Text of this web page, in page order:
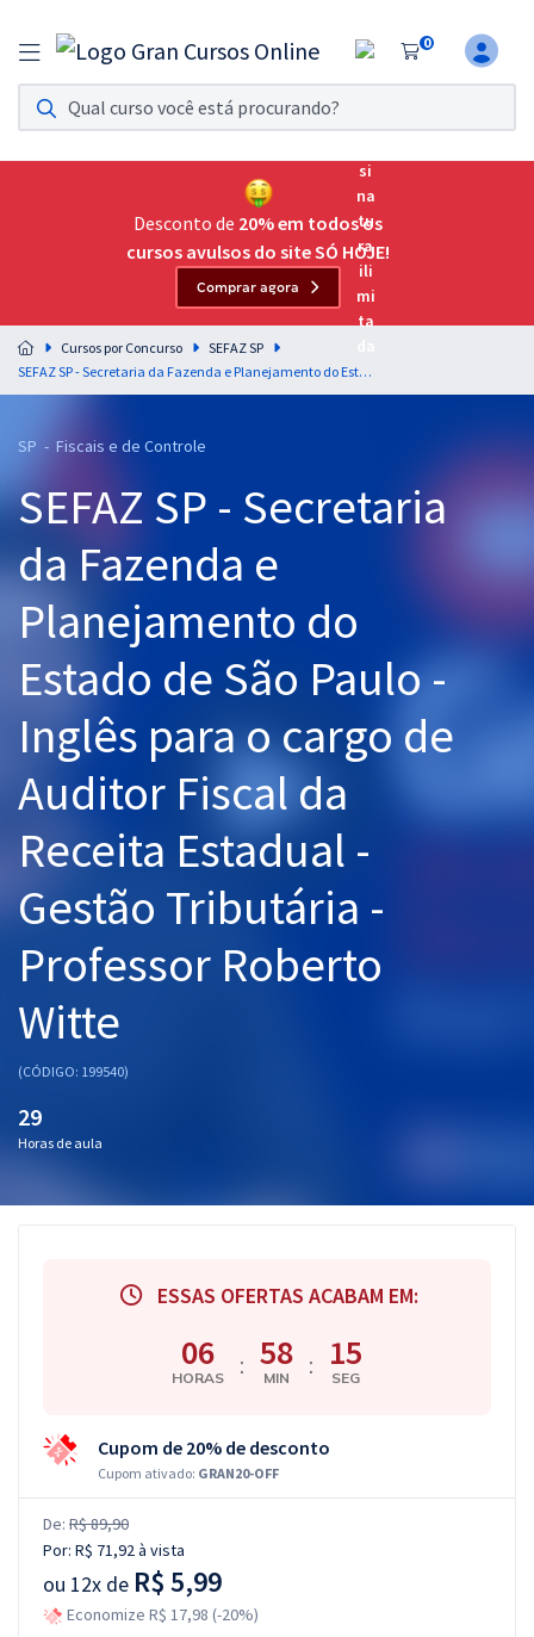
0
Assinatura Ilimitada 11
Acesso a todos os cursos. Teste grátis por 7 dias!
Assinatura OAB Até Passar
Acesso ilimitado a toda preparação para o Exame da
Residências Multiprofissionais
Preparação completa e intensiva para as principais
residências em saúde do Brasil
Cursos 20% OFF
Pós
Graduação
OAB
Mentorias
Questões grátis
Aprovados
Desconto de 20% em todos os
cursos avulsos do site SÓ HOJE!
Comprar agora
Cursos por Concurso
SEFAZ SP
SEFAZ SP - Secretaria da Fazenda e Planejamento do Estado de São Paulo - Inglês para o cargo de Auditor Fiscal da Receita Estadual - Gestão Tributária - Professor Roberto Witte
SP - Fiscais e de Controle
SEFAZ SP - Secretaria
da Fazenda e
Planejamento do
Estado de São Paulo -
Inglês para o cargo de
Auditor Fiscal da
Receita Estadual -
Gestão Tributária -
Professor Roberto
Witte
(CÓDIGO: 199540)
29
Horas de aula
ESSAS OFERTAS ACABAM EM:
06
HORAS : 58
MIN : 14
SEG
Cupom de 20% de desconto
Cupom ativado: GRAN20-OFF
De: R$ 89,90
Por: R$ 71,92à vista
ou 12x de R$ 5,99
Economize R$ 17,98 (-20%)